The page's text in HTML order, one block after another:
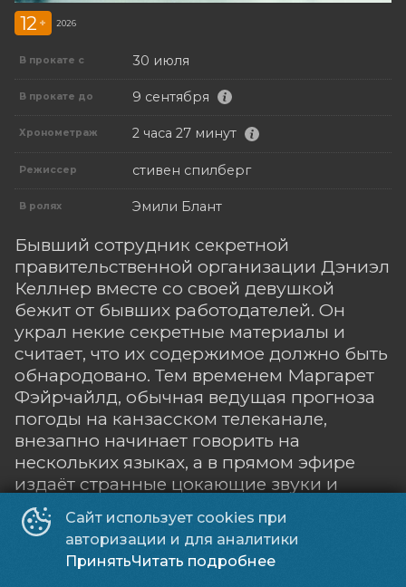
12 + 2026
В прокате с 30 июля
В прокате до 9 сентября
Хронометраж 2 часа 27 минут
Режиссер стивен спилберг
В ролях Эмили Блант
Бывший сотрудник секретной
правительственной организации Дэниэл
Келлнер вместе со своей девушкой
бежит от бывших работодателей. Он
украл некие секретные материалы и
считает, что их содержимое должно быть
обнародовано. Тем временем Маргарет
Фэйрчайлд, обычная ведущая прогноза
погоды на канзасском телеканале,
внезапно начинает говорить на
нескольких языках, а в прямом эфире
издаёт странные цокающие звуки и
теряет сознание. Врачи не находят у неё
ничего подозрительного, и, сбежав из
больницы, Маргарет вдруг понимает, что
ей нужно найти Келлнера.
Сайт использует cookies при
авторизации и для аналитики
ПринятьЧитать подробнее